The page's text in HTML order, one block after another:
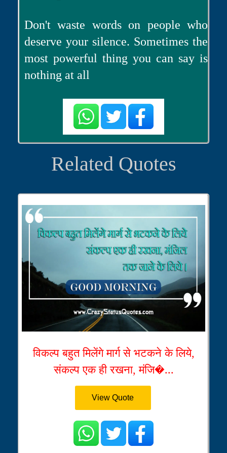
Don't waste words on people who
deserve your silence. Sometimes the
most powerful thing you can say is
nothing at all
Related Quotes
विकल्प बहुत मिलेंगे मार्ग से भटकने के लिये,
संकल्प एक ही रखना, मंजि�...
View Quote